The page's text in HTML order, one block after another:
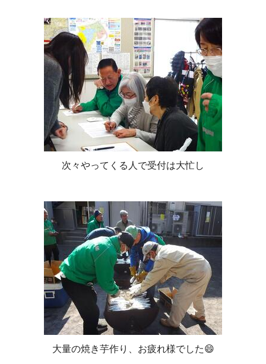
次々やってくる人で受付は大忙し
大量の焼き芋作り、お疲れ様でした😄